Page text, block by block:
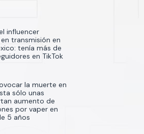
influencer
transmisión en
tenía más de
en TikTok
la muerte en
sólo unas
aumento de
por vaper en
5 años